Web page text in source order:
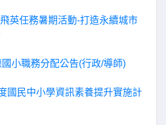
英任務暑期活動-打造永續城市
小職務分配公告(行政/導師)
國民中小學資訊素養提升實施計